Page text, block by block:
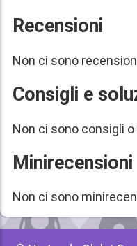
Recensioni
Non ci sono
Consigli e
Non ci sono consigli
Minirecensioni
Non ci sono